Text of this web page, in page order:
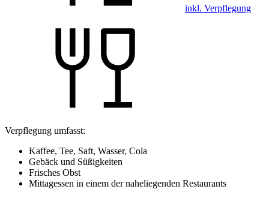
inkl. Verpflegung
Verpflegung umfasst:
Kaffee, Tee, Saft, Wasser, Cola
Gebäck und Süßigkeiten
Frisches Obst
Mittagessen in einem der naheliegenden Restaurants